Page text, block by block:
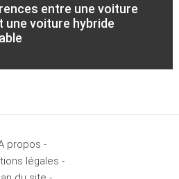
entre une voiture
une voiture hybride
propos -
légales -